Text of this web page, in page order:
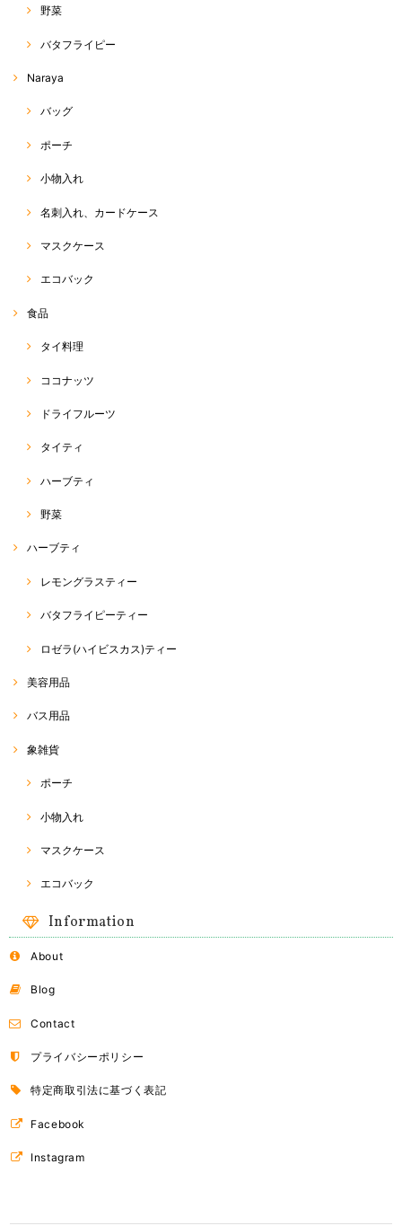
野菜
バタフライピー
Naraya
バッグ
ポーチ
小物入れ
名刺入れ、カードケース
マスクケース
エコバック
食品
タイ料理
ココナッツ
ドライフルーツ
タイティ
ハーブティ
野菜
ハーブティ
レモングラスティー
バタフライピーティー
ロゼラ(ハイビスカス)ティー
美容用品
バス用品
象雑貨
ポーチ
小物入れ
マスクケース
エコバック
Information
About
Blog
Contact
プライバシーポリシー
特定商取引法に基づく表記
Facebook
Instagram